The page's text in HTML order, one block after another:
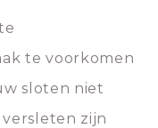
te voorkomen
sloten niet
zijn